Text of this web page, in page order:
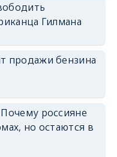
Гилмана
продажи бензина
россияне
но остаются в